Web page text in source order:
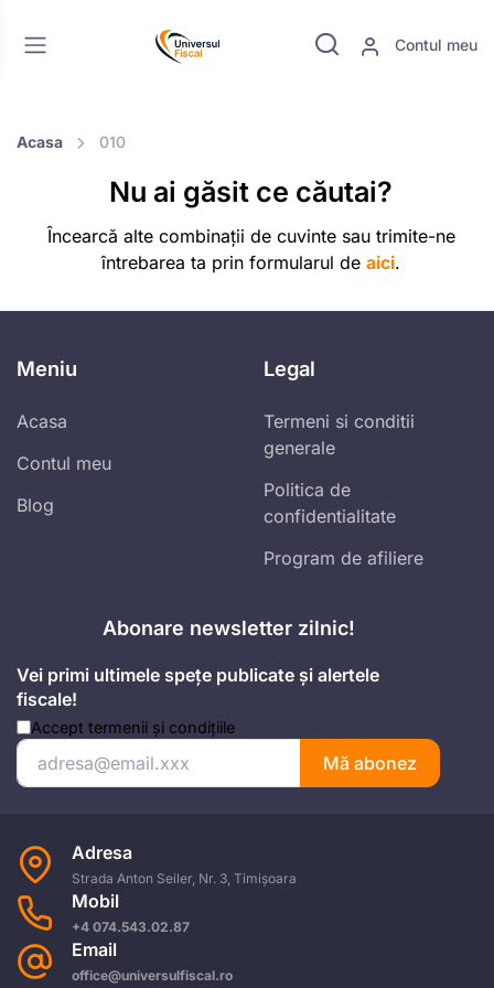
Contul meu
Acasa 010
Nu ai găsit ce căutai?
Încearcă alte combinații de cuvinte sau trimite-ne
întrebarea ta prin formularul de aici.
Meniu
Acasa
Contul meu
Blog
Legal
Termeni si conditii
generale
Politica de
confidentialitate
Program de afiliere
Abonare newsletter zilnic!
Vei primi ultimele spețe publicate și alertele
fiscale!
Accept termenii și condițiile
Mă abonez
Adresa
Strada Anton Seiler, Nr. 3, Timișoara
Mobil
+4 074.543.02.87
Email
office@universulfiscal.ro